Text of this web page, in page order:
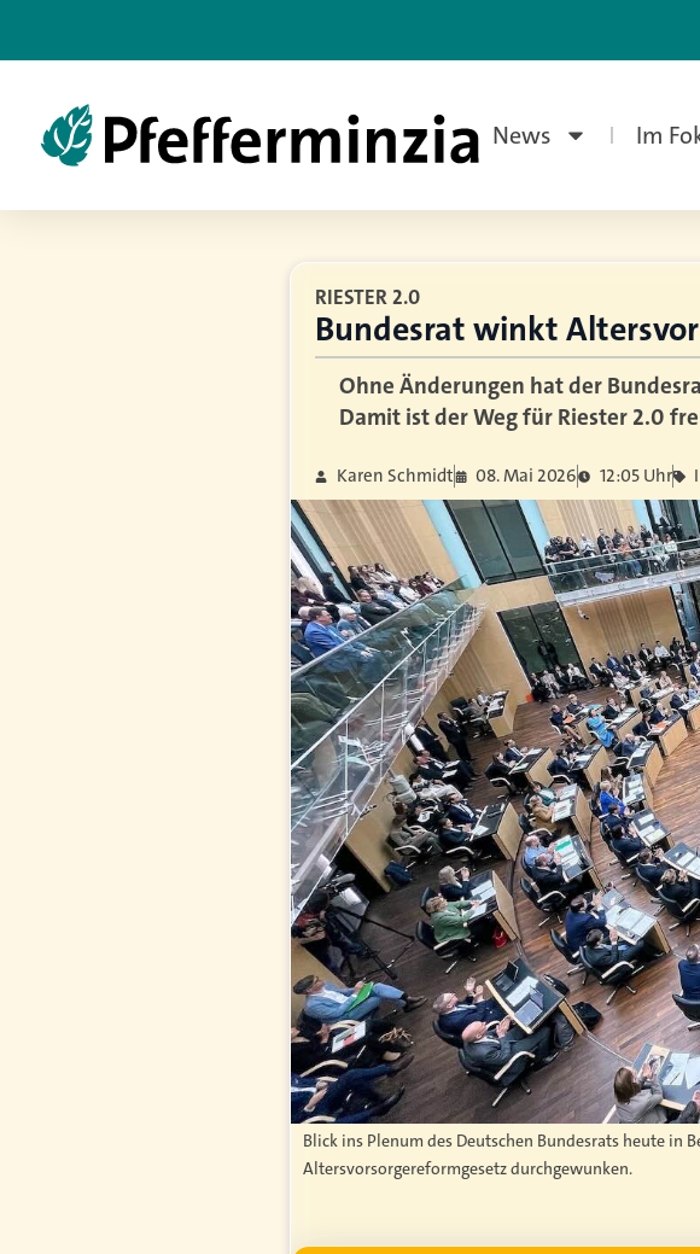
News Im
RIESTER 2.0
Bundesrat winkt
Ohne Änderungen hat der
Damit ist der Weg für Riester 2.0
Karen Schmidt 08. Mai 2026 12:05 Uhr
Blick ins Plenum des Deutschen Bundesrats heute in
Altersvorsorgereformgesetz durchgewunken.